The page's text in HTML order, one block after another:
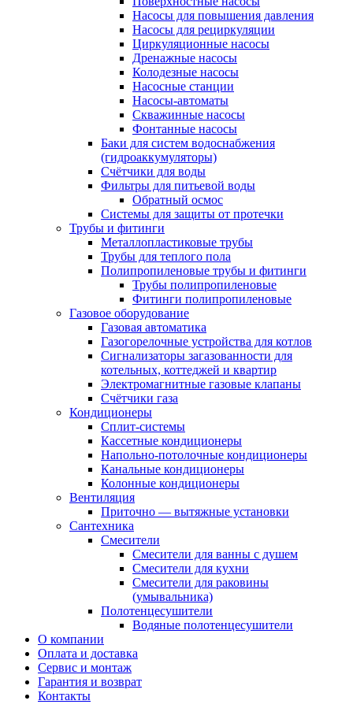
Насосы для повышения давления
Насосы для рециркуляции
Циркуляционные насосы
Дренажные насосы
Колодезные насосы
Насосные станции
Насосы-автоматы
Скважинные насосы
Фонтанные насосы
Баки для систем водоснабжения
(гидроаккумуляторы)
Счётчики для воды
Фильтры для питьевой воды
Обратный осмос
Системы для защиты от протечки
Трубы и фитинги
Металлопластиковые трубы
Трубы для теплого пола
Полипропиленовые трубы и фитинги
Трубы полипропиленовые
Фитинги полипропиленовые
Газовое оборудование
Газовая автоматика
Газогорелочные устройства для котлов
Сигнализаторы загазованности для
котельных, коттеджей и квартир
Электромагнитные газовые клапаны
Счётчики газа
Кондиционеры
Сплит-системы
Кассетные кондиционеры
Напольно-потолочные кондиционеры
Канальные кондиционеры
Колонные кондиционеры
Вентиляция
Приточно — вытяжные установки
Сантехника
Смесители
Смесители для ванны с душем
Смесители для кухни
Смесители для раковины
(умывальника)
Полотенцесушители
Водяные полотенцесушители
О компании
Оплата и доставка
Сервис и монтаж
Гарантия и возврат
Контакты